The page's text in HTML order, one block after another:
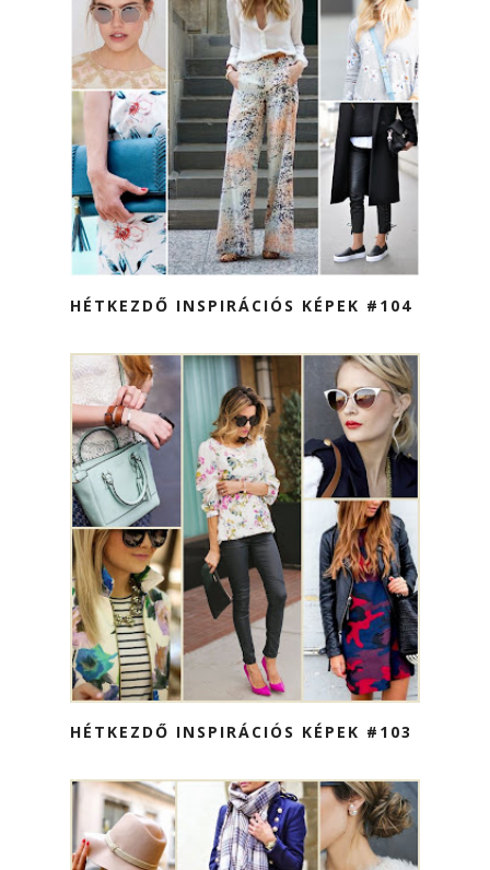
HÉTKEZDŐ INSPIRÁCIÓS KÉPEK #104
HÉTKEZDŐ INSPIRÁCIÓS KÉPEK #103